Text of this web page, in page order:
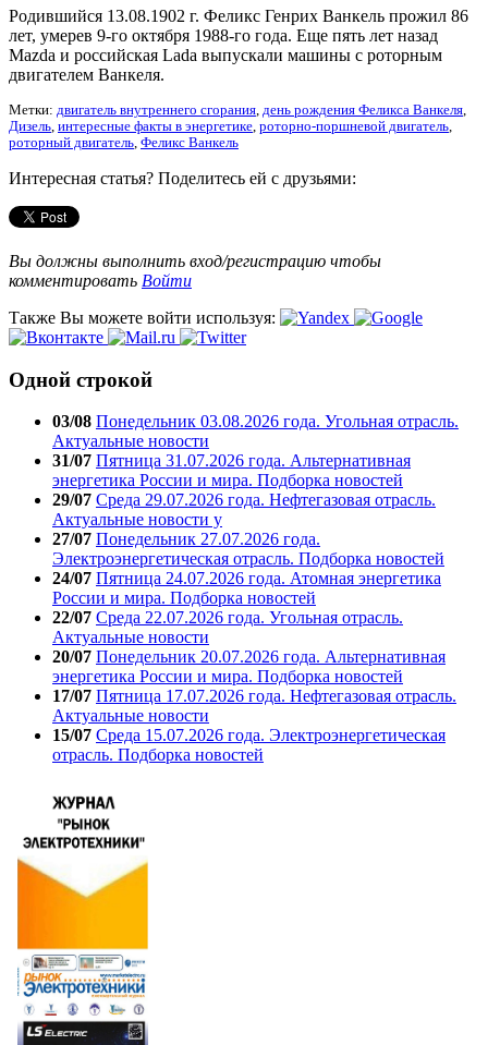
Родившийся 13.08.1902 г. Феликс Генрих Ванкель прожил 86
лет, умерев 9-го октября 1988-го года. Еще пять лет назад
Mazda и российская Lada выпускали машины с роторным
двигателем Ванкеля.
Метки: двигатель внутреннего сгорания, день рождения Феликса Ванкеля,
Дизель, интересные факты в энергетике, роторно-поршневой двигатель,
роторный двигатель, Феликс Ванкель
Интересная статья? Поделитесь ей с друзьями:
Вы должны выполнить вход/регистрацию чтобы
комментировать Войти
Также Вы можете войти используя:
Одной строкой
03/08 Понедельник 03.08.2026 года. Угольная отрасль.
Актуальные новости
31/07 Пятница 31.07.2026 года. Альтернативная
энергетика России и мира. Подборка новостей
29/07 Среда 29.07.2026 года. Нефтегазовая отрасль.
Актуальные новости у
27/07 Понедельник 27.07.2026 года.
Электроэнергетическая отрасль. Подборка новостей
24/07 Пятница 24.07.2026 года. Атомная энергетика
России и мира. Подборка новостей
22/07 Среда 22.07.2026 года. Угольная отрасль.
Актуальные новости
20/07 Понедельник 20.07.2026 года. Альтернативная
энергетика России и мира. Подборка новостей
17/07 Пятница 17.07.2026 года. Нефтегазовая отрасль.
Актуальные новости
15/07 Среда 15.07.2026 года. Электроэнергетическая
отрасль. Подборка новостей